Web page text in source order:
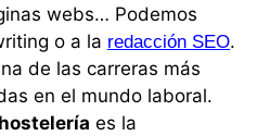
webs… Podemos
o a la redacción SEO.
de las carreras más
en el mundo laboral.
es la